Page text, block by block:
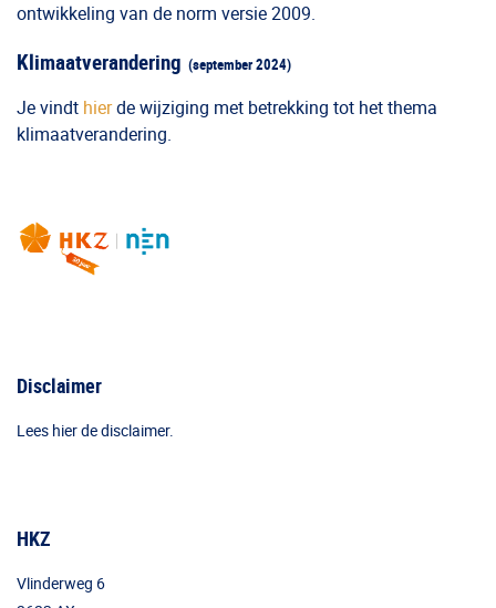
ontwikkeling van de norm versie 2009.
Klimaatverandering (september 2024)
Je vindt hierdewijziging met betrekking tot het thema
klimaatverandering.
Disclaimer
Lees hier de disclaimer.
HKZ
Vlinderweg 6